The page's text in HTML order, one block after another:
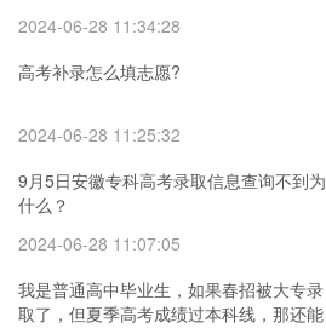
2024-06-28 11:34:28
高考补录怎么填志愿?
2024-06-28 11:25:32
9月5日安徽专科高考录取信息查询不到为
什么？
2024-06-28 11:07:05
我是普通高中毕业生，如果春招被大专录
取了，但夏季高考成绩过本科线，那还能